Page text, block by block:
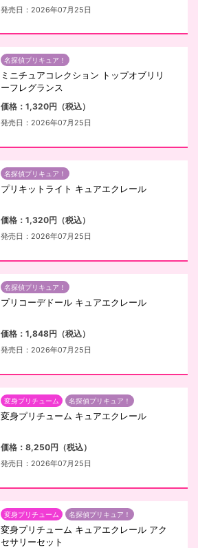
発売日：2026年07月25日
名探偵プリキュア！
ミニチュアコレクション トップオブリリ
ーフレグランス
価格：1,320円（税込）
発売日：2026年07月25日
名探偵プリキュア！
プリキットライト キュアエクレール
価格：1,320円（税込）
発売日：2026年07月25日
名探偵プリキュア！
プリコーデドール キュアエクレール
価格：1,848円（税込）
発売日：2026年07月25日
変身プリチューム 名探偵プリキュア！
変身プリチューム キュアエクレール
価格：8,250円（税込）
発売日：2026年07月25日
変身プリチューム 名探偵プリキュア！
変身プリチューム キュアエクレール アク
セサリーセット